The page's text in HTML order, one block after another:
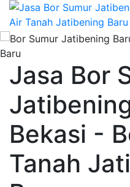
Jasa Bor
Bekasi -
Tanah